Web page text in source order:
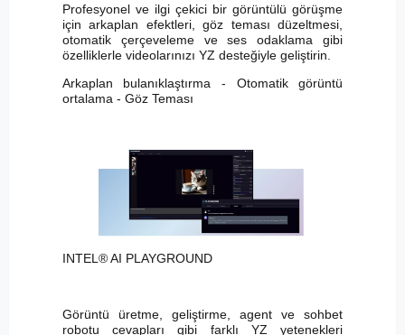
Profesyonel ve ilgi çekici bir görüntülü görüşme
için arkaplan efektleri, göz teması düzeltmesi,
otomatik çerçeveleme ve ses odaklama gibi
özelliklerle videolarınızı YZ desteğiyle geliştirin.
Arkaplan bulanıklaştırma - Otomatik görüntü
ortalama - Göz Teması
INTEL® AI PLAYGROUND
Görüntü üretme, geliştirme, agent ve sohbet
robotu cevapları gibi farklı YZ yetenekleri